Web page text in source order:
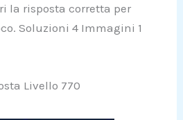
la risposta corretta per
Soluzioni 4 Immagini 1
Livello 770